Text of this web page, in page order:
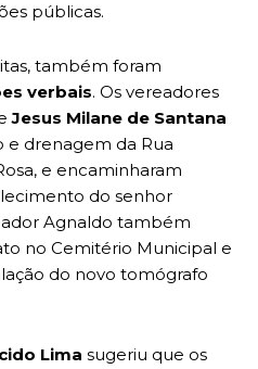
públicas.
também foram
verbais. Os vereadores
Jesus Milane de Santana
e drenagem da Rua
e encaminharam
do senhor
Agnaldo também
no Cemitério Municipal e
do novo tomógrafo
Lima sugeriu que os